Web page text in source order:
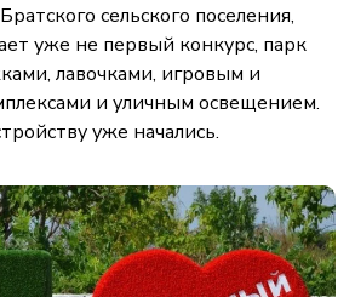
сельского поселения,
уже не первый конкурс, парк
лавочками, игровым и
и уличным освещением.
уже начались.